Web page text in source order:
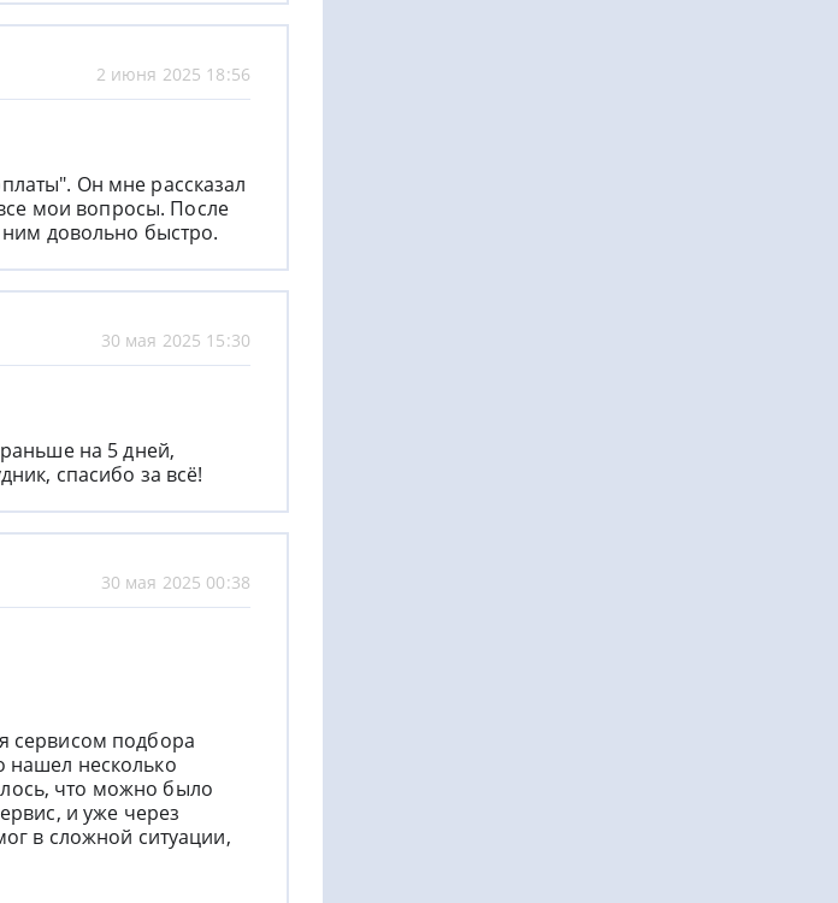
2 июня 2025 18:56
Он мне рассказал
мои вопросы. После
довольно быстро.
30 мая 2025 15:30
на 5 дней,
спасибо за всё!
30 мая 2025 00:38
сервисом подбора
нашел несколько
что можно было
и уже через
в сложной ситуации,